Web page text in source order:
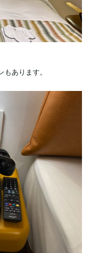
あります。